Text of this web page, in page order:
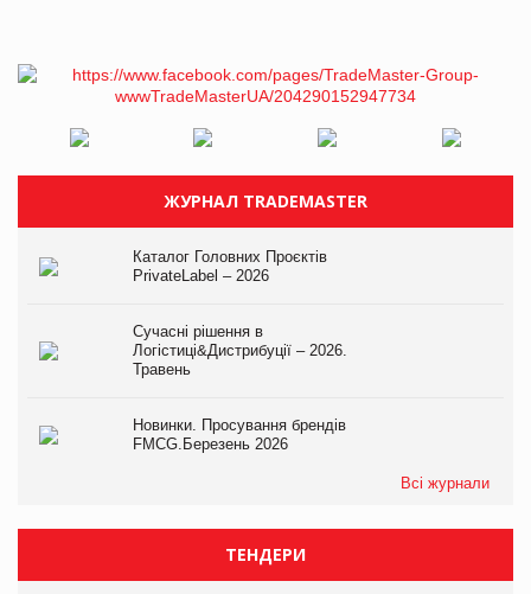
ЖУРНАЛ TRADEMASTER
Каталог Головних Проєктів
PrivateLabel – 2026
Сучасні рішення в
Логістиці&Дистрибуції – 2026.
Травень
Новинки. Просування брендів
FMCG.Березень 2026
Всі журнали
ТЕНДЕРИ